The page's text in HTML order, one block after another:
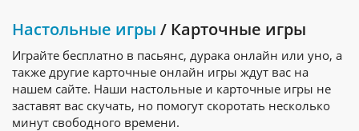
Настольные игры / Карточные игры
Играйте бесплатно в пасьянс, дурака онлайн или уно, а
также другие карточные онлайн игры ждут вас на
нашем сайте. Наши настольные и карточные игры не
заставят вас скучать, но помогут скоротать несколько
минут свободного времени.